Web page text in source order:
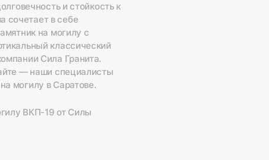
и стойкость к
сочетает в себе
на могилу с
классический
Сила Гранита.
— наши специалисты
могилу в Саратове.
ВКП-19 от Силы